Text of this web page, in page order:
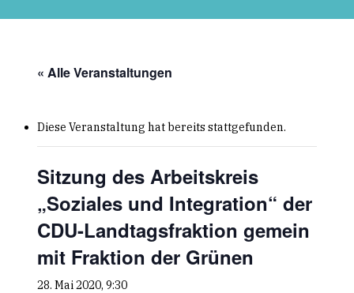
« Alle Veranstaltungen
Diese Veranstaltung hat bereits stattgefunden.
Sitzung des Arbeitskreis
„Soziales und Integration“ der
CDU-Landtagsfraktion gemein
mit Fraktion der Grünen
28. Mai 2020, 9:30